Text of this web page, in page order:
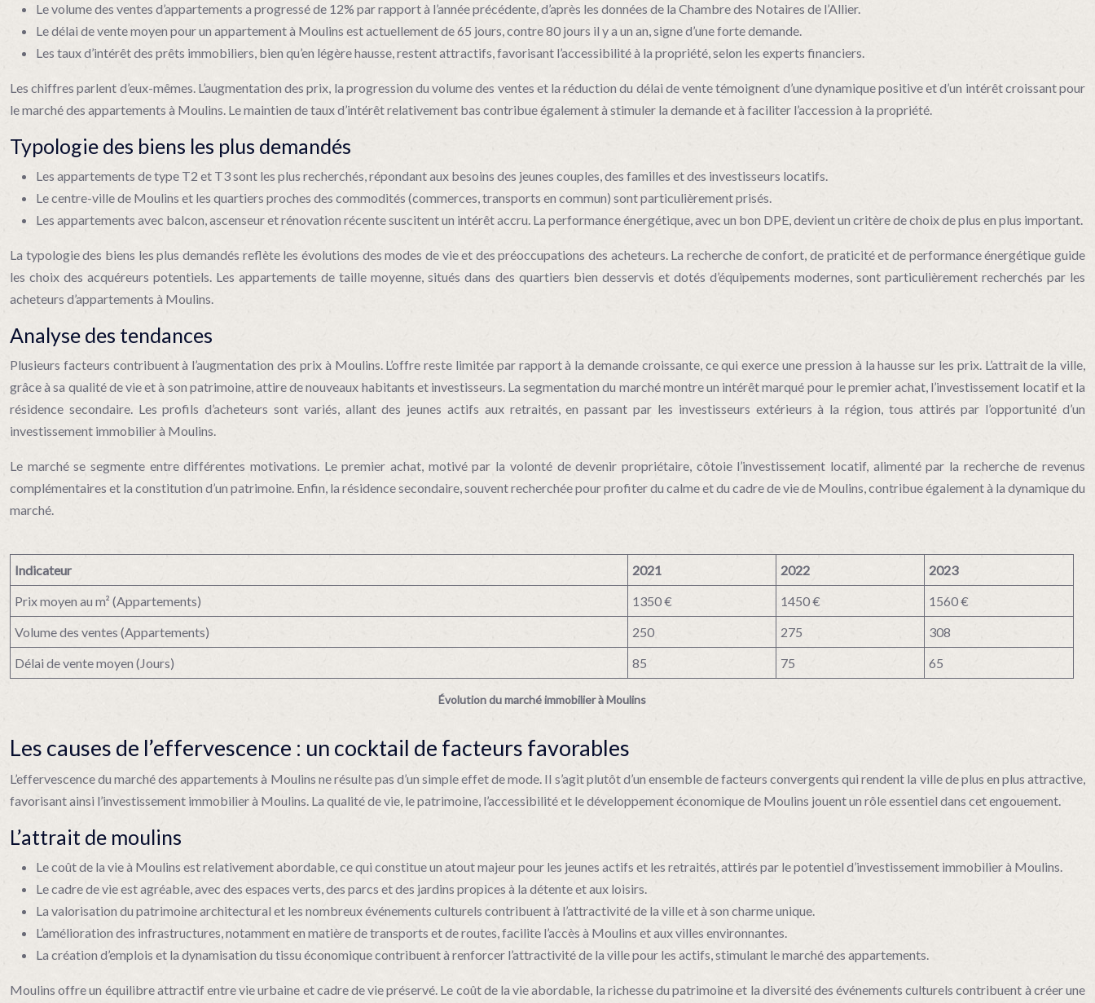
Le volume des ventes d’appartements a progressé de 12% par rapport à l’année précédente, d’après les données de la Chambre des Notaires de l’Allier.
Le délai de vente moyen pour un appartement à Moulins est actuellement de 65 jours, contre 80 jours il y a un an, signe d’une forte demande.
Les taux d’intérêt des prêts immobiliers, bien qu’en légère hausse, restent attractifs, favorisant l’accessibilité à la propriété, selon les experts financiers.
Les chiffres parlent d’eux-mêmes. L’augmentation des prix, la progression du volume des ventes et la réduction du délai de vente témoignent d’une dynamique positive et d’un intérêt croissant pour
le marché des appartements à Moulins. Le maintien de taux d’intérêt relativement bas contribue également à stimuler la demande et à faciliter l’accession à la propriété.
Typologie des biens les plus demandés
Les appartements de type T2 et T3 sont les plus recherchés, répondant aux besoins des jeunes couples, des familles et des investisseurs locatifs.
Le centre-ville de Moulins et les quartiers proches des commodités (commerces, transports en commun) sont particulièrement prisés.
Les appartements avec balcon, ascenseur et rénovation récente suscitent un intérêt accru. La performance énergétique, avec un bon DPE, devient un critère de choix de plus en plus important.
La typologie des biens les plus demandés reflète les évolutions des modes de vie et des préoccupations des acheteurs. La recherche de confort, de praticité et de performance énergétique guide
les choix des acquéreurs potentiels. Les appartements de taille moyenne, situés dans des quartiers bien desservis et dotés d’équipements modernes, sont particulièrement recherchés par les
acheteurs d’appartements à Moulins.
Analyse des tendances
Plusieurs facteurs contribuent à l’augmentation des prix à Moulins. L’offre reste limitée par rapport à la demande croissante, ce qui exerce une pression à la hausse sur les prix. L’attrait de la ville,
grâce à sa qualité de vie et à son patrimoine, attire de nouveaux habitants et investisseurs. La segmentation du marché montre un intérêt marqué pour le premier achat, l’investissement locatif et la
résidence secondaire. Les profils d’acheteurs sont variés, allant des jeunes actifs aux retraités, en passant par les investisseurs extérieurs à la région, tous attirés par l’opportunité d’un
investissement immobilier à Moulins.
Le marché se segmente entre différentes motivations. Le premier achat, motivé par la volonté de devenir propriétaire, côtoie l’investissement locatif, alimenté par la recherche de revenus
complémentaires et la constitution d’un patrimoine. Enfin, la résidence secondaire, souvent recherchée pour profiter du calme et du cadre de vie de Moulins, contribue également à la dynamique du
marché.
Évolution du marché immobilier à Moulins
Indicateur 2021 2022
2023
Prix moyen au m² (Appartements)
1350 € 1450 €
1560 €
Volume des ventes (Appartements)
250 275
308
Délai de vente moyen (Jours)
85 75 65
Les causes de l’effervescence : un cocktail de facteurs favorables
L’effervescence du marché des appartements à Moulins ne résulte pas d’un simple effet de mode. Il s’agit plutôt d’un ensemble de facteurs convergents qui rendent la ville de plus en plus attractive,
favorisant ainsi l’investissement immobilier à Moulins. La qualité de vie, le patrimoine, l’accessibilité et le développement économique de Moulins jouent un rôle essentiel dans cet engouement.
L’attrait de moulins
Le coût de la vie à Moulins est relativement abordable, ce qui constitue un atout majeur pour les jeunes actifs et les retraités, attirés par le potentiel d’investissement immobilier à Moulins.
Le cadre de vie est agréable, avec des espaces verts, des parcs et des jardins propices à la détente et aux loisirs.
La valorisation du patrimoine architectural et les nombreux événements culturels contribuent à l’attractivité de la ville et à son charme unique.
L’amélioration des infrastructures, notamment en matière de transports et de routes, facilite l’accès à Moulins et aux villes environnantes.
La création d’emplois et la dynamisation du tissu économique contribuent à renforcer l’attractivité de la ville pour les actifs, stimulant le marché des appartements.
Moulins offre un équilibre attractif entre vie urbaine et cadre de vie préservé. Le coût de la vie abordable, la richesse du patrimoine et la diversité des événements culturels contribuent à créer une